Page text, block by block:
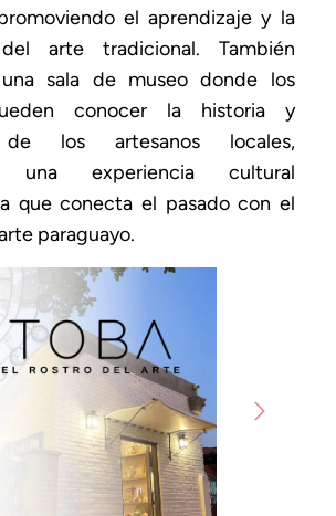
el aprendizaje y la
arte tradicional. También
sala de museo donde los
conocer la historia y
de los artesanos locales,
una experiencia cultural
que conecta el pasado con el
paraguayo.